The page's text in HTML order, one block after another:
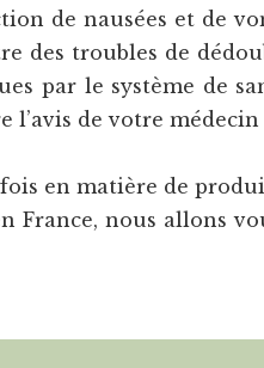
de nausées et de
des troubles de
par le système de
l’avis de votre
en matière de
France, nous allons